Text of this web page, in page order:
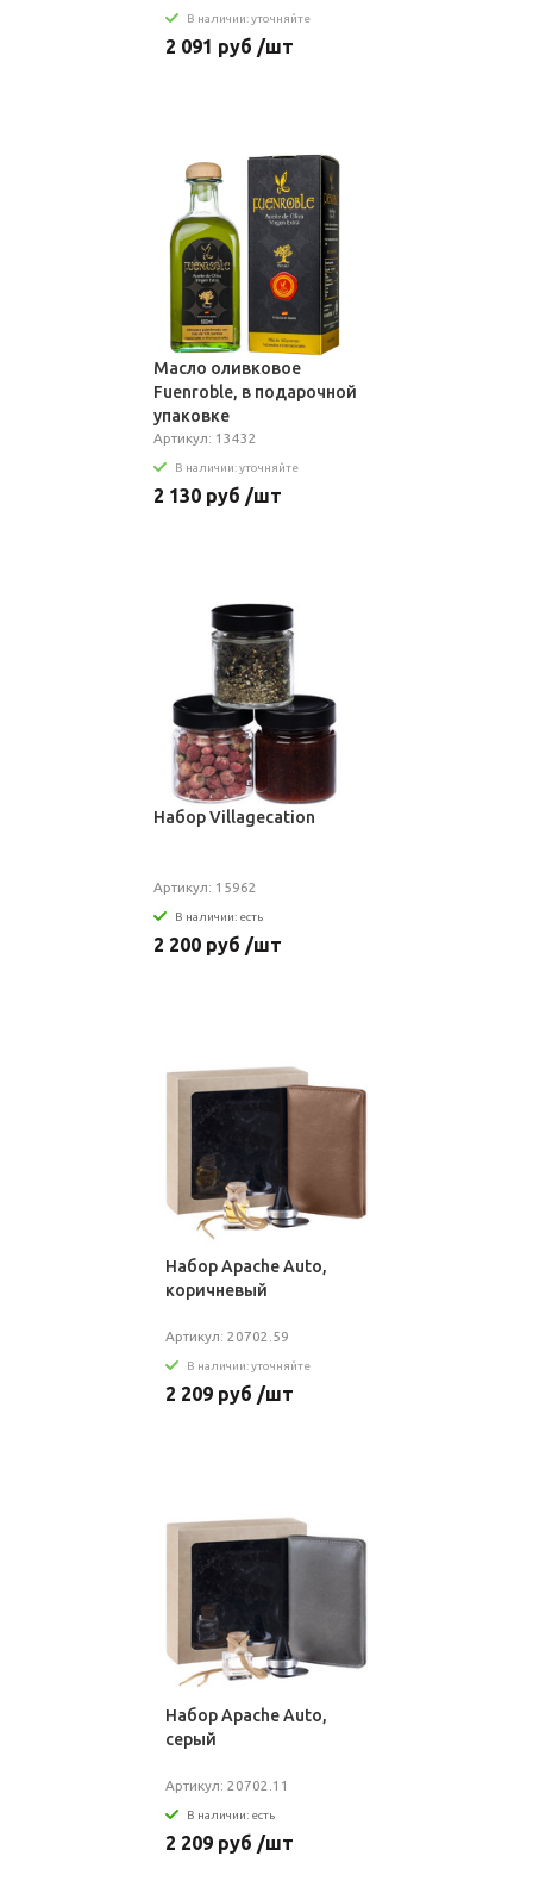
В наличии: уточняйте
2 091 руб /шт
Масло оливковое
Fuenroble, в подарочной
упаковке
Артикул: 13432
В наличии: уточняйте
2 130 руб /шт
Набор Villagecation
Артикул: 15962
В наличии: есть
2 200 руб /шт
Набор Apache Auto,
коричневый
Артикул: 20702.59
В наличии: уточняйте
2 209 руб /шт
Набор Apache Auto,
серый
Артикул: 20702.11
В наличии: есть
2 209 руб /шт